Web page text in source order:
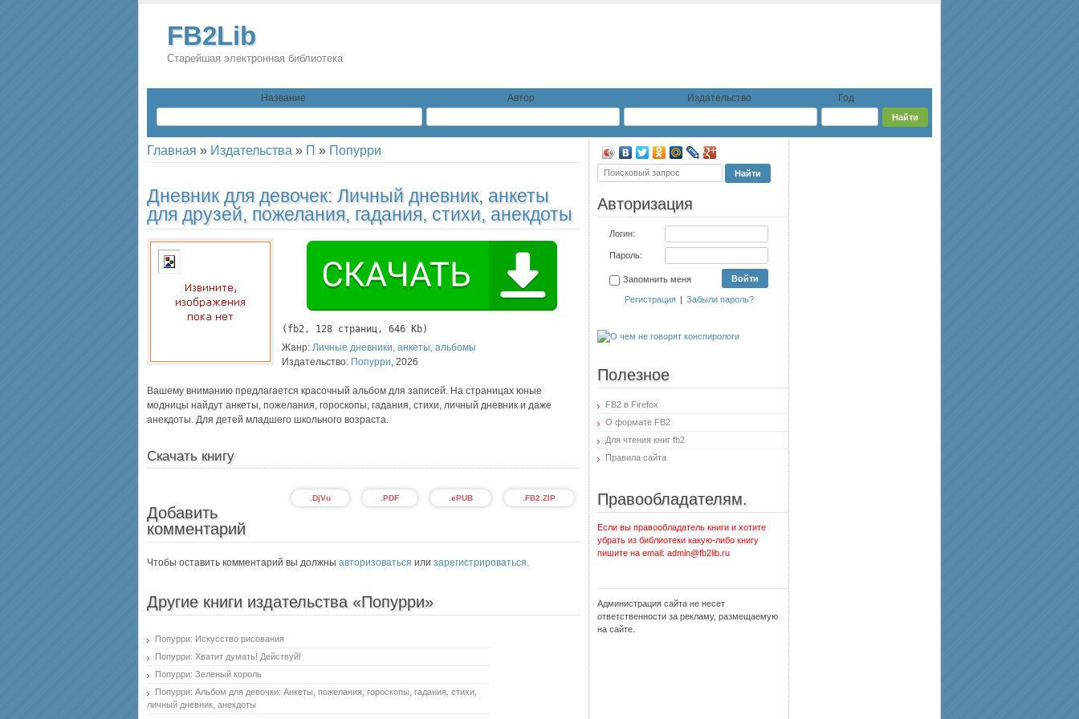
FB2Lib
Старейшая электронная библиотека
Название Автор Издательство Год
Главная » Издательства » П » Попурри
Дневник для девочек: Личный дневник, анкеты
для друзей, пожелания, гадания, стихи, анекдоты
( fb2, 128 страниц, 646 Kb)
Жанр: Личные дневники, анкеты, альбомы
Издательство: Попурри, 2026
Вашему вниманию предлагается красочный альбом для записей. На страницах юные
модницы найдут анкеты, пожелания, гороскопы, гадания, стихи, личный дневник и даже
анекдоты. Для детей младшего школьного возраста.
Скачать книгу
.FB2.ZIP
.ePUB
.PDF
.DjVu
Добавить
комментарий
Чтобы оставить комментарий вы должны авторизоваться или зарегистрироваться.
Другие книги издательства «Попурри»
Попурри: Искусство рисования
Попурри: Хватит думать! Действуй!
Попурри: Зеленый король
Попурри: Альбом для девочки: Анкеты, пожелания, гороскопы, гадания, стихи,
личный дневник, анекдоты
Авторизация
Логин:
Пароль:
Запомнить меня
Регистрация | Забыли пароль?
Полезное
FB2 в Firefox
О формате FB2
Для чтения книг fb2
Правила сайта
Правообладателям.
Если вы правообладатель книги и хотите
убрать из библиотеки какую-либо книгу
пишите на email: admin@fb2lib.ru
Администрация сайта не несет
ответственности за рекламу, размещаемую
на сайте.